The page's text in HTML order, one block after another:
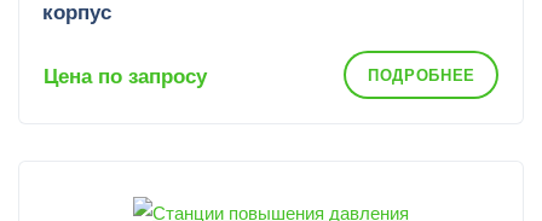
корпус
Цена по запросу ПОДРОБНЕЕ